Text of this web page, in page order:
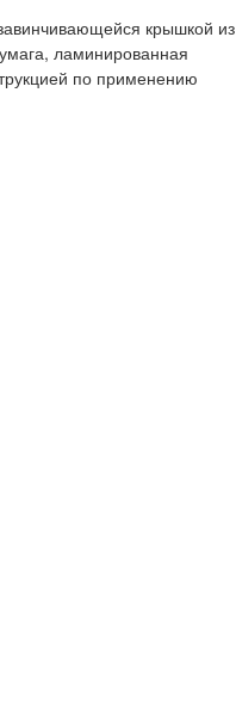
крышкой из
ламинированная
по применению